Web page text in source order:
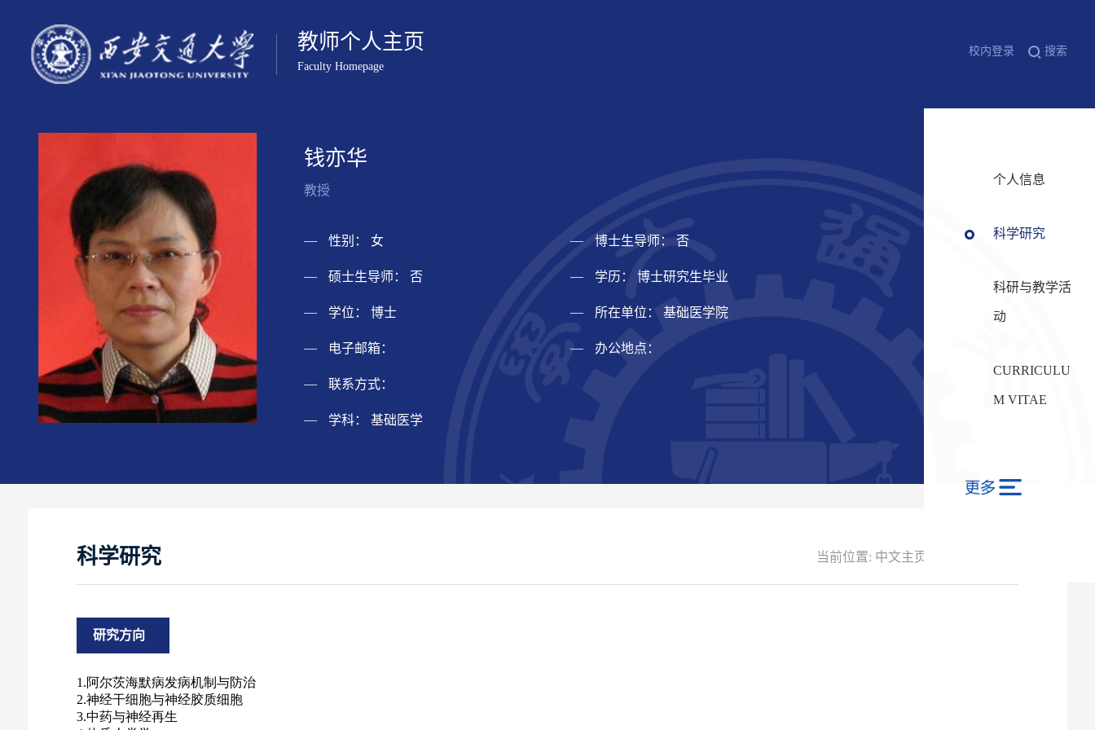
教师个人主页
Faculty Homepage
搜索
校内登录
钱亦华
教授
性别： 女 博士生导师： 否
硕士生导师： 否 学历： 博士研究生毕业
学位： 博士 所在单位： 基础医学院
电子邮箱： 办公地点：
联系方式：
学科： 基础医学
个人信息
科学研究
科研与教学活
动
CURRICULU
M VITAE
科学研究 当前位置: 中文主页
研究方向